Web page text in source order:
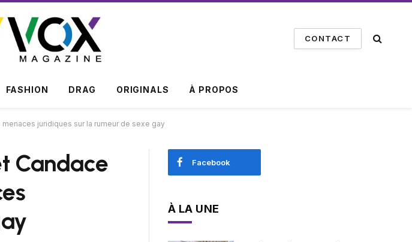
CONTACT
FASHION DRAG ORIGINALS À PROPOS
juridiques sur la rumeur de sexe gay
Candace
Facebook
À LA UNE